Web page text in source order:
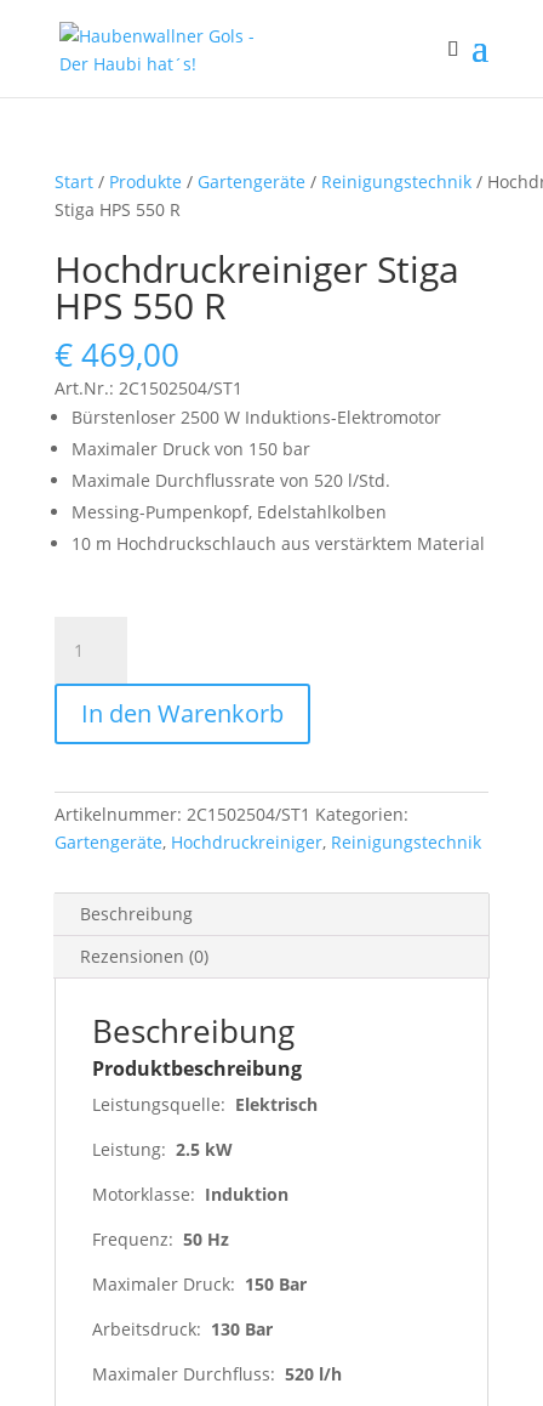
Start/ Produkte / Gartengeräte / Reinigungstechnik/
Stiga HPS 550 R
Hochdruckreiniger Stiga
HPS 550 R
€469,00
Art.Nr.: 2C1502504/ST1
Bürstenloser 2500 W Induktions-Elektromotor
Maximaler Druck von 150 bar
Maximale Durchflussrate von 520 l/Std.
Messing-Pumpenkopf, Edelstahlkolben
10 m Hochdruckschlauch aus verstärktem Material
Stiga
HPS
R
In den Warenkorb
Artikelnummer: 2C1502504/ST1 Kategorien:
Gartengeräte, Hochdruckreiniger, Reinigungstechnik
Beschreibung
Rezensionen (0)
Beschreibung
Produktbeschreibung
Leistungsquelle: Elektrisch
Leistung: 2.5 kW
Motorklasse: Induktion
Frequenz: 50 Hz
Maximaler Druck: 150 Bar
Arbeitsdruck: 130 Bar
Maximaler Durchfluss: 520 l/h